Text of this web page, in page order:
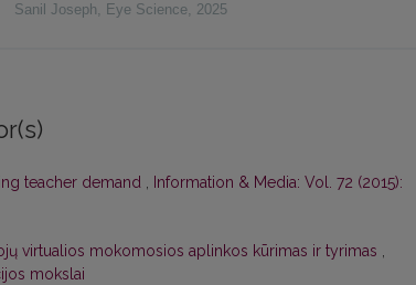
Sanil Joseph, Eye Science, 2025
teacher demand , Information & Media: Vol. 72 (2015):
virtualios mokomosios aplinkos kūrimas ir tyrimas ,
mokslai